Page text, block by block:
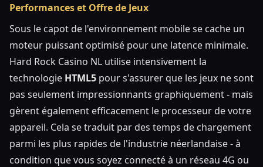
Performances et Offre de Jeux
Sous le capot de l'environnement mobile se cache un
moteur puissant optimisé pour une latence minimale.
Hard Rock Casino NL utilise intensivement la
technologie HTML5 pour s'assurer que les jeux ne sont
pas seulement impressionnants graphiquement - mais
gèrent également efficacement le processeur de votre
appareil. Cela se traduit par des temps de chargement
parmi les plus rapides de l'industrie néerlandaise - à
condition que vous soyez connecté à un réseau 4G ou